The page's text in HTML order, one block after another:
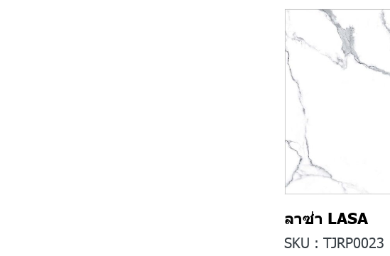
ลาซ่า LASA
SKU : TJRP0023